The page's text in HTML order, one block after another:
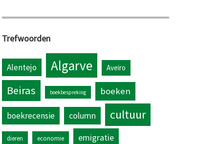
Trefwoorden
Alentejo Algarve Aveiro
Beiras boekbespreking boeken
boekrecensie column cultuur
dieren economie
emigratie